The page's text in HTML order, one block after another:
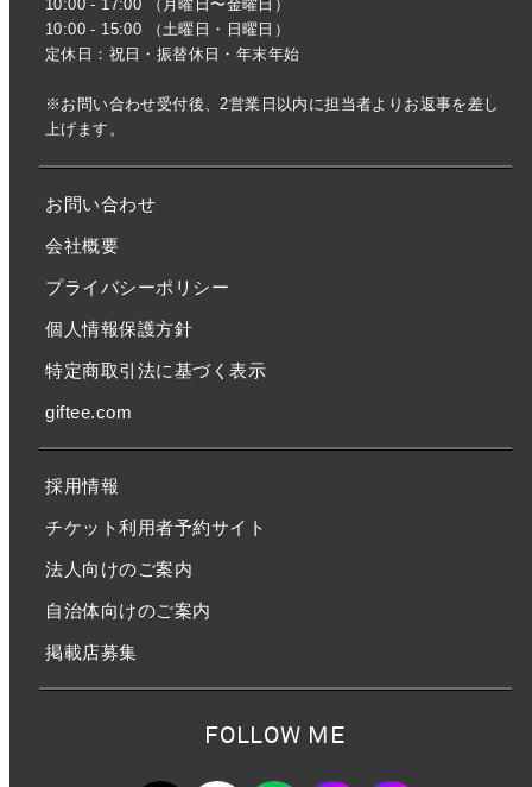
10:00 - 17:00 （月曜日〜金曜日）
10:00 - 15:00 （土曜日・日曜日）
定休日：祝日・振替休日・年末年始
※お問い合わせ受付後、2営業日以内に担当者よりお返事を差し
上げます。
お問い合わせ
会社概要
プライバシーポリシー
個人情報保護方針
特定商取引法に基づく表示
giftee.com
採用情報
チケット利用者予約サイト
法人向けのご案内
自治体向けのご案内
掲載店募集
FOLLOW ME